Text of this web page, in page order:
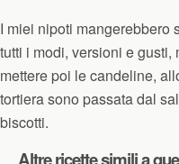
I miei nipoti mangerebbero
tutti i modi, versioni e
mettere poi le candeline,
tortiera sono passata dal
biscotti.
Altre ricette simili a